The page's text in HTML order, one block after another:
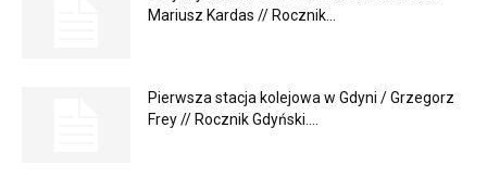
Mariusz Kardas // Rocznik...
Pierwsza stacja kolejowa w Gdyni / Grzegorz
Frey // Rocznik Gdyński....